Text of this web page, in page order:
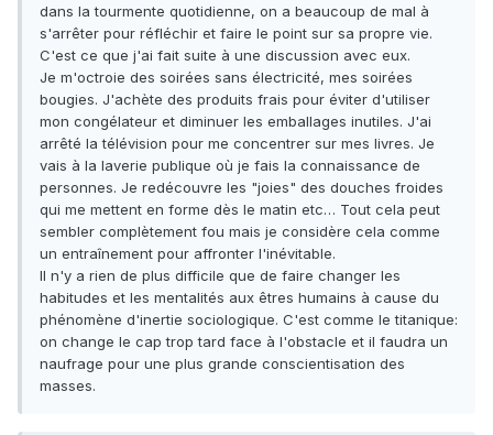
dans la tourmente quotidienne, on a beaucoup de mal à
s'arrêter pour réfléchir et faire le point sur sa propre vie.
C'est ce que j'ai fait suite à une discussion avec eux.
Je m'octroie des soirées sans électricité, mes soirées
bougies. J'achète des produits frais pour éviter d'utiliser
mon congélateur et diminuer les emballages inutiles. J'ai
arrêté la télévision pour me concentrer sur mes livres. Je
vais à la laverie publique où je fais la connaissance de
personnes. Je redécouvre les "joies" des douches froides
qui me mettent en forme dès le matin etc… Tout cela peut
sembler complètement fou mais je considère cela comme
un entraînement pour affronter l'inévitable.
Il n'y a rien de plus difficile que de faire changer les
habitudes et les mentalités aux êtres humains à cause du
phénomène d'inertie sociologique. C'est comme le titanique:
on change le cap trop tard face à l'obstacle et il faudra un
naufrage pour une plus grande conscientisation des
masses.